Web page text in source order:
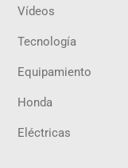
Vídeos
Tecnología
Equipamiento
Honda
Eléctricas